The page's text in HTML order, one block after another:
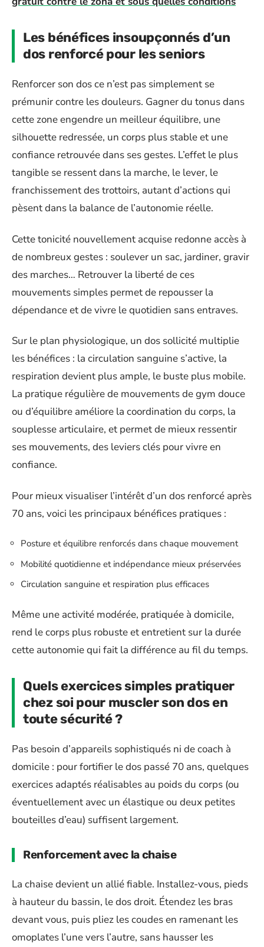
Les bénéfices insoupçonnés d’un
dos renforcé pour les seniors
Renforcer son dos ce n’est pas simplement se
prémunir contre les douleurs. Gagner du tonus dans
cette zone engendre un meilleur équilibre, une
silhouette redressée, un corps plus stable et une
confiance retrouvée dans ses gestes. L’effet le plus
tangible se ressent dans la marche, le lever, le
franchissement des trottoirs, autant d’actions qui
pèsent dans la balance de l’autonomie réelle.
Cette tonicité nouvellement acquise redonne accès à
de nombreux gestes : soulever un sac, jardiner, gravir
des marches… Retrouver la liberté de ces
mouvements simples permet de repousser la
dépendance et de vivre le quotidien sans entraves.
Sur le plan physiologique, un dos sollicité multiplie
les bénéfices : la circulation sanguine s’active, la
respiration devient plus ample, le buste plus mobile.
La pratique régulière de mouvements de gym douce
ou d’équilibre améliore la coordination du corps, la
souplesse articulaire, et permet de mieux ressentir
ses mouvements, des leviers clés pour vivre en
confiance.
Pour mieux visualiser l’intérêt d’un dos renforcé après
70 ans, voici les principaux bénéfices pratiques :
Posture et équilibre renforcés dans chaque mouvement
Mobilité quotidienne et indépendance mieux préservées
Circulation sanguine et respiration plus efficaces
Même une activité modérée, pratiquée à domicile,
rend le corps plus robuste et entretient sur la durée
cette autonomie qui fait la différence au fil du temps.
Quels exercices simples pratiquer
chez soi pour muscler son dos en
toute sécurité ?
Pas besoin d’appareils sophistiqués ni de coach à
domicile : pour fortifier le dos passé 70 ans, quelques
exercices adaptés réalisables au poids du corps (ou
éventuellement avec un élastique ou deux petites
bouteilles d’eau) suffisent largement.
Renforcement avec la chaise
La chaise devient un allié fiable. Installez-vous, pieds
à hauteur du bassin, le dos droit. Étendez les bras
devant vous, puis pliez les coudes en ramenant les
omoplates l’une vers l’autre, sans hausser les